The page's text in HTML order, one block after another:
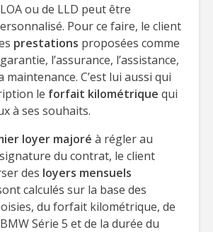
ou de LLD peut être
Pour ce faire, le client
prestations proposées comme
l’assurance, l’assistance,
maintenance. C’est lui aussi qui
le forfait kilométrique qui
à ses souhaits.
loyer majoré à régler au
du contrat, le client
des loyers mensuels
calculés sur la base des
du forfait kilométrique, de
Série 5 et de la durée du